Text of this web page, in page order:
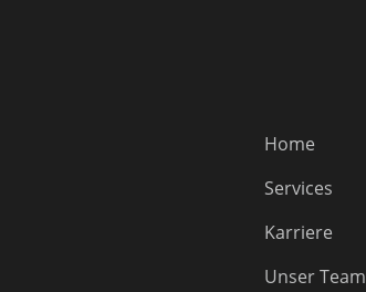
Home
Services
Karriere
Unser Team